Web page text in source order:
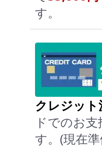
す。
クレジット
ドでのお
す。(現在